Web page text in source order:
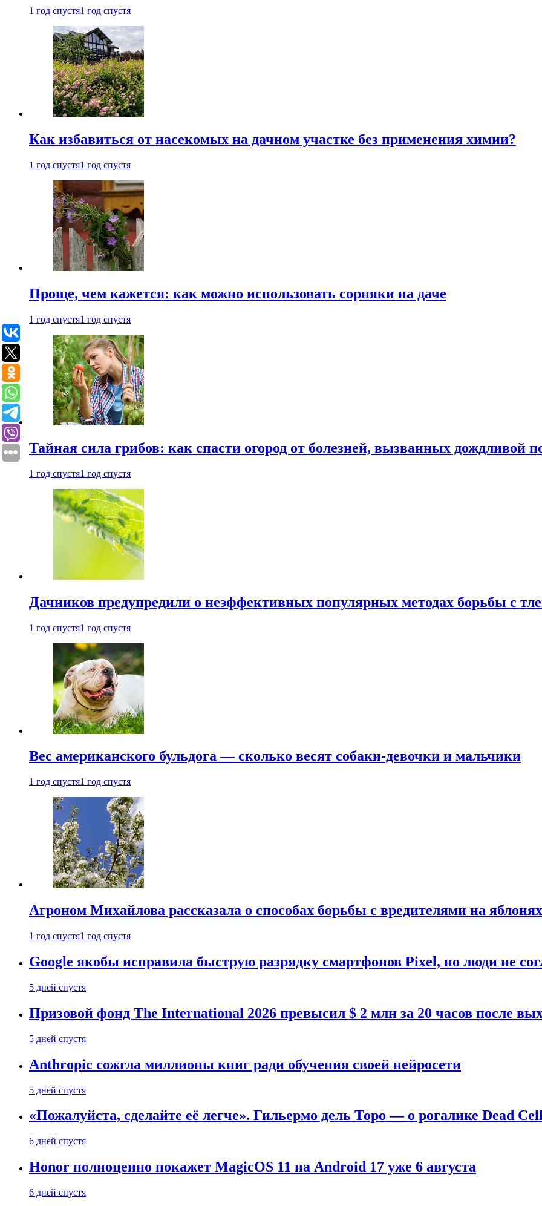
1 год спустя1 год спустя
Как избавиться от насекомых на дачном участке без применения химии?
1 год спустя1 год спустя
Проще, чем кажется: как можно использовать сорняки на даче
1 год спустя1 год спустя
Тайная сила грибов: как спасти огород от болезней, вызванных дождливой
1 год спустя1 год спустя
Дачников предупредили о неэффективных популярных методах борьбы с
1 год спустя1 год спустя
Вес американского бульдога — сколько весят собаки-девочки и мальчики
1 год спустя1 год спустя
Агроном Михайлова рассказала о способах борьбы с вредителями на яблонях
1 год спустя1 год спустя
Google якобы исправила быструю разрядку смартфонов Pixel, но люди не
5 дней спустя
Призовой фонд The International 2026 превысил $ 2 млн за 20 часов после
5 дней спустя
Anthropic сожгла миллионы книг ради обучения своей нейросети
5 дней спустя
«Пожалуйста, сделайте её легче». Гильермо дель Торо — о рогалике Dead
6 дней спустя
Honor полноценно покажет MagicOS 11 на Android 17 уже 6 августа
6 дней спустя